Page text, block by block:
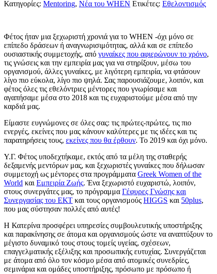
Κατηγορίες: Mentoring, Νέα του WHEN Ετικέτες: Εθελοντισμός
Φέτος ήταν μια ξεχωριστή χρονιά για το WHEN -όχι μόνο σε
επίπεδο δράσεων ή αναγνωρισιμότητας, αλλά και σε επίπεδο
ουσιαστικής συμμετοχής, από γυναίκες που αφιερώνουν το χρόνο,
τις γνώσεις και την εμπειρία μας για να στηρίξουν, μέσω του
οργανισμού, άλλες γυναίκες, με λιγότερη εμπειρία, να φτάσουν
λίγο πιο εύκολα, λίγο πιο ψηλά. Σας παρουσιάζουμε, λοιπόν, και
φέτος όλες τις εθελόντριες μέντορες που γνωρίσαμε και
αγαπήσαμε μέσα στο 2018 και τις ευχαριστούμε μέσα από την
καρδιά μας.
Είμαστε ευγνώμονες σε όλες σας: τις πρώτες-πρώτες, τις πιο
ενεργές, εκείνες που μας κάνουν καλύτερες με τις ιδέες και τις
παρατηρήσεις τους, εκείνες που θα έρθουν. Το 2019 και όχι μόνο.
Υ.Γ. Φέτος υποδεχτήκαμε, εκτός από τα μέλη της σταθερής
δεξαμενής μεντόρων μας, και ξεχωριστές γυναίκες που δήλωσαν
συμμετοχή ως μέντορες στα προγράμματα Greek Women of the
World και Εμπειρία Ζωής. Ένα ξεχωριστό ευχαριστώ, λοιπόν,
στους συνεργάτες μας, το πρόγραμμα Γέφυρες Γνώσης και
Συνεργασίας του ΕΚΤ και τους οργανισμούς HIGGS και 50plus,
που μας σύστησαν πολλές από αυτές!
Η Κατερίνα προσφέρει υπηρεσίες συμβουλευτικής υποστήριξης
και παρακίνησης σε άτομα και οργανισμούς ώστε να αναπτύξουν το
μέγιστο δυναμικό τους στους τομείς υγείας, σχέσεων,
επαγγελματικής εξέλιξης και προσωπικής ευτυχίας. Συνεργάζεται
με άτομα από όλο τον κόσμο μέσα από ατομικές συνεδρίες,
σεμινάρια και ομάδες υποστήριξης, πρόσωπο με πρόσωπο ή